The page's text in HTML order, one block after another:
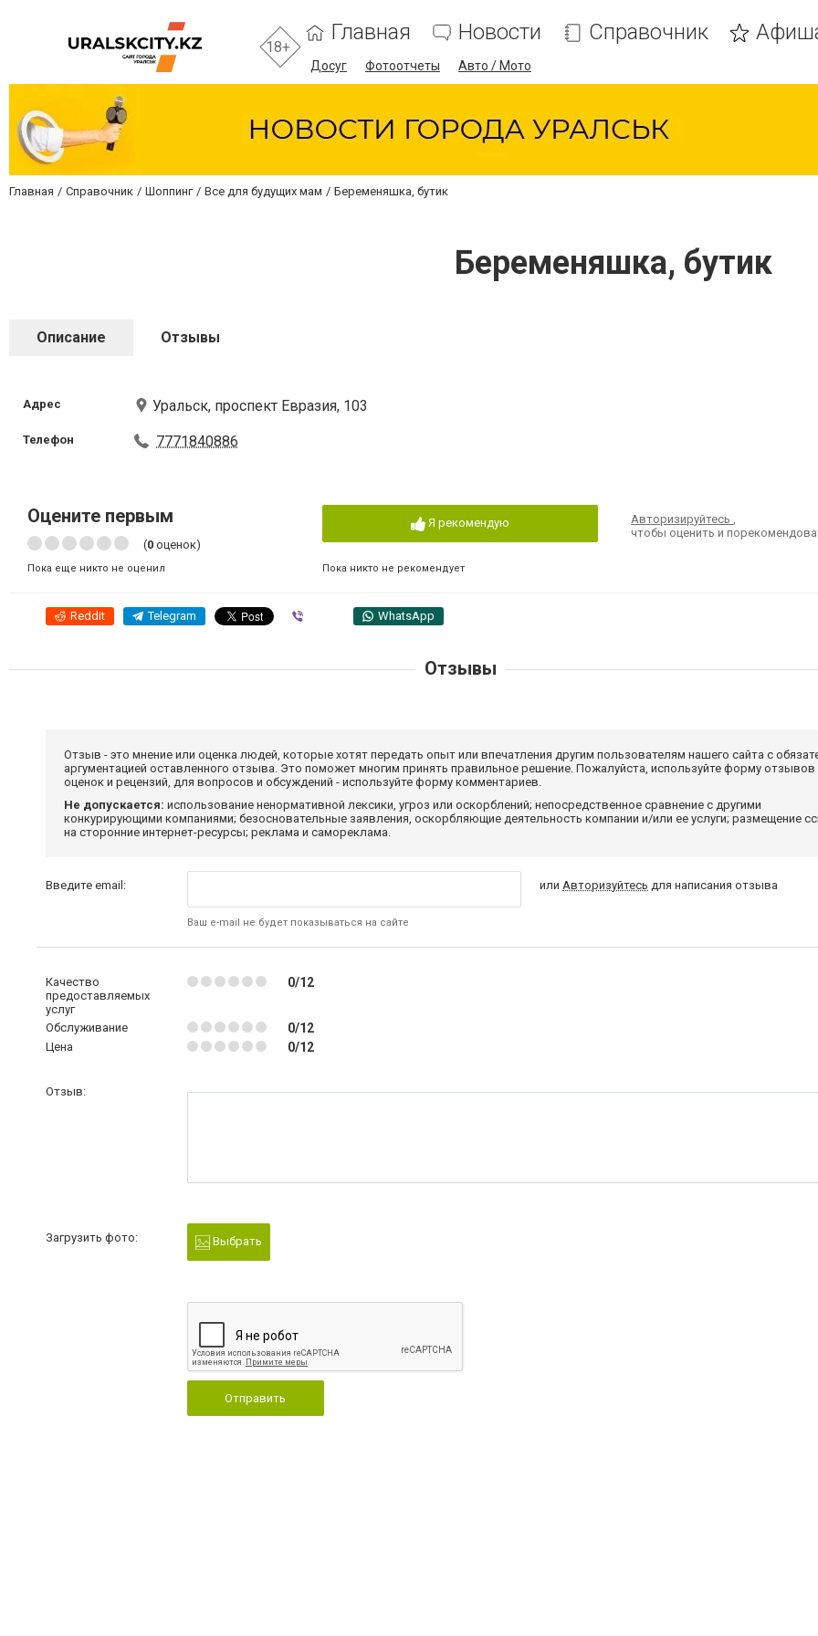
18+
Главная Новости Справочник
Досуг Фотоотчеты Авто / Мото
Главная Справочник Шоппинг Все для будущих мам Беременяшка, бутик
Беременяшка, бутик
Описание Отзывы
Адрес Уральск, проспект Евразия, 103
Телефон 7771840886
Оцените первым
(0 оценок)
Пока еще никто не оценил
Я рекомендую
Пока никто не рекомендует
Авторизируйтесь,
чтобы оценить и
Reddit Telegram WhatsApp
Отзывы
Отзыв - это мнение или оценка людей, которые хотят передать опыт или впечатления другим пользователям нашего сайта с
аргументацией оставленного отзыва. Это поможет многим принять правильное решение. Пожалуйста, используйте форму отзывов
оценок и рецензий, для вопросов и обсуждений - используйте форму комментариев.
Не допускается: использование ненормативной лексики, угроз или оскорблений; непосредственное сравнение с другими
конкурирующими компаниями; безосновательные заявления, оскорбляющие деятельность компании и/или ее услуги; размещение
на сторонние интернет-ресурсы; реклама и самореклама.
Введите email:
Ваш e-mail не будет показываться на сайте
илиАвторизуйтесь для написания отзыва
Качество
предоставляемых
услуг
0/12
Обслуживание 0/12
Цена 0/12
Отзыв:
Загрузить фото: Выбрать
Отправить